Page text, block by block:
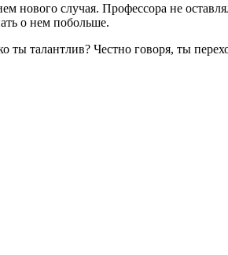
нового случая. Профессора не
о нем побольше.
ты талантлив? Честно говоря, ты